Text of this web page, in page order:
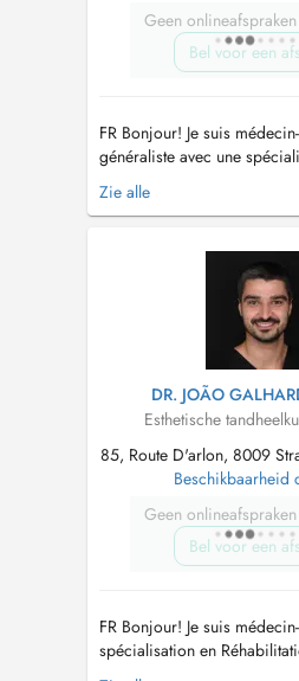
Geen
Bel voor een
FR Bonjour! Je suis
généraliste avec une
Réhabilitation Orale
j'ai suivi l'évolution des
et fonctionnelle avec des
couronnes en céramique, ce
Zie alle
DR. JOÃO
Esthetische
85, Route D'arlon, 8009
Beschikbaarheid
Geen
Bel voor een
FR Bonjour! Je suis
spécialisation en
Esthétique et Chirurgie